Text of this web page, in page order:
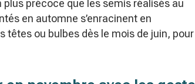
précoce que les semis réalisés au
en automne s’enracinent en
têtes ou bulbes dès le mois de juin, pour